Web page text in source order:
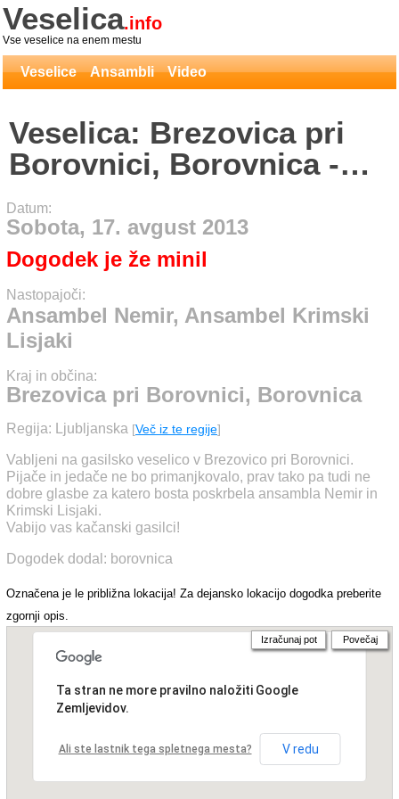
Veselica.info
Vse veselice na enem mestu
Veselice Ansambli Video
Veselica: Brezovica pri
Borovnici, Borovnica -
Ansambel Nemir,
Ansambel Krimski Lisjaki
Datum:
Sobota, 17. avgust 2013
Dogodek je že minil
Nastopajoči:
Ansambel Nemir, Ansambel Krimski
Lisjaki
Kraj in občina:
Brezovica pri Borovnici, Borovnica
Regija: Ljubljanska [Več iz te regije]
Vabljeni na gasilsko veselico v Brezovico pri Borovnici.
Pijače in jedače ne bo primanjkovalo, prav tako pa tudi ne
dobre glasbe za katero bosta poskrbela ansambla Nemir in
Krimski Lisjaki.
Vabijo vas kačanski gasilci!
Dogodek dodal: borovnica
Označena je le približna lokacija! Za dejansko lokacijo dogodka preberite
zgornji opis.
Ta stran ne more pravilno naložiti Google
Zemljevidov.
Ali ste lastnik tega spletnega mesta? V redu
Izračunaj pot Povečaj